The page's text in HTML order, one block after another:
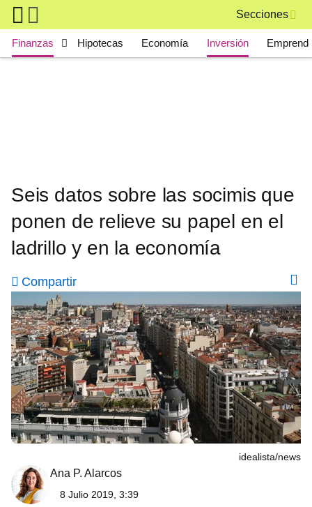
Skip to main content
Secciones
Main navigation
Finanzas Hipotecas Economía Inversión
Seis datos sobre las socimis que
ponen de relieve su papel en el
ladrillo y en la economía
Compartir
idealista/news
Ana P. Alarcos
8 Julio 2019, 3:39